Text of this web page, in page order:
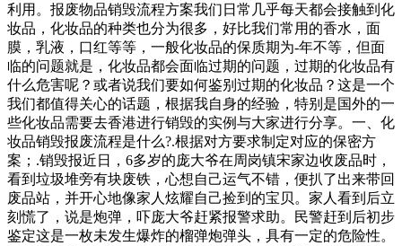
利用。报废物品销毁流程方案我们日常几乎每天都会接触到化
妆品，化妆品的种类也分为很多，好比我们常用的香水，面
膜，乳液，口红等等，一般化妆品的保质期为-年不等，但面
临的问题就是，化妆品都会面临过期的问题，过期的化妆品有
什么危害呢？或者说我们要如何鉴别过期的化妆品？这是一个
我们都值得关心的话题，根据我自身的经验，特别是国外的一
些化妆品需要去香港进行销毁的实例与大家进行分享。一、化
妆品销毁报废流程是什么?.根据对方要求制定对应的保密方
案；.销毁报近日，6多岁的庞大爷在周岗镇宋家边收废品时，
看到垃圾堆旁有块废铁，心想自己运气不错，便扒了出来带回
废品站，并开心地像家人炫耀自己捡到的宝贝。家人看到后立
刻慌了，说是炮弹，吓庞大爷赶紧报警求助。民警赶到后初步
鉴定这是一枚未发生爆炸的榴弹炮弹头，具有一定的危险性。